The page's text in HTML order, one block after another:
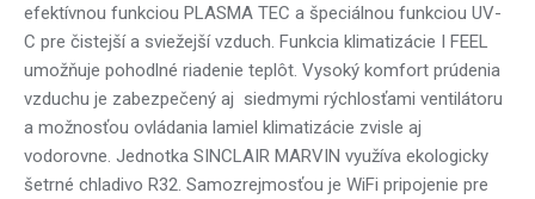
efektívnou funkciou PLASMA TEC a špeciálnou funkciou UV-
C pre čistejší a sviežejší vzduch. Funkcia klimatizácie I FEEL
umožňuje pohodlné riadenie teplôt. Vysoký komfort prúdenia
vzduchu je zabezpečený aj siedmymi rýchlosťami ventilátoru
a možnosťou ovládania lamiel klimatizácie zvisle aj
vodorovne. Jednotka SINCLAIR MARVIN využíva ekologicky
šetrné chladivo R32. Samozrejmosťou je WiFi pripojenie pre